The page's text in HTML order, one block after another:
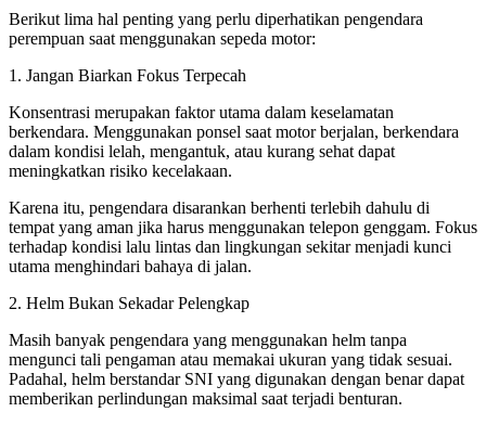
Berikut lima hal penting yang perlu diperhatikan pengendara
perempuan saat menggunakan sepeda motor:
1. Jangan Biarkan Fokus Terpecah
Konsentrasi merupakan faktor utama dalam keselamatan
berkendara. Menggunakan ponsel saat motor berjalan, berkendara
dalam kondisi lelah, mengantuk, atau kurang sehat dapat
meningkatkan risiko kecelakaan.
Karena itu, pengendara disarankan berhenti terlebih dahulu di
tempat yang aman jika harus menggunakan telepon genggam. Fokus
terhadap kondisi lalu lintas dan lingkungan sekitar menjadi kunci
utama menghindari bahaya di jalan.
2. Helm Bukan Sekadar Pelengkap
Masih banyak pengendara yang menggunakan helm tanpa
mengunci tali pengaman atau memakai ukuran yang tidak sesuai.
Padahal, helm berstandar SNI yang digunakan dengan benar dapat
memberikan perlindungan maksimal saat terjadi benturan.